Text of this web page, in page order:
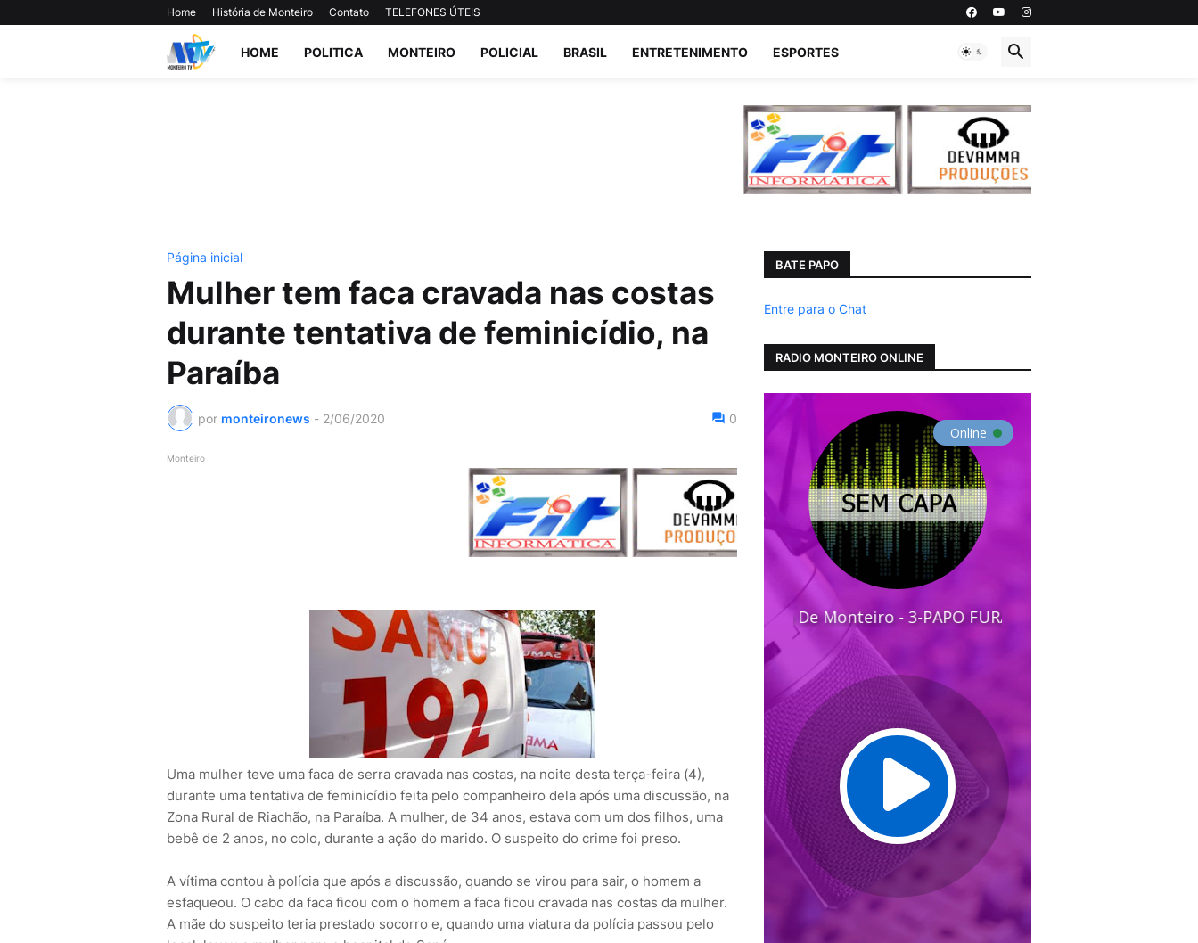
Home História de Monteiro Contato TELEFONES ÚTEIS
HOME POLITICA MONTEIRO POLICIAL BRASIL ENTRETENIMENTO ESPORTES
Página inicial
Mulher tem faca cravada nas costas
durante tentativa de feminicídio, na
Paraíba
por monteironews - 2/06/2020 0
Monteiro
Uma mulher teve uma faca de serra cravada nas costas, na noite desta terça-feira (4),
durante uma tentativa de feminicídio feita pelo companheiro dela após uma discussão, na
Zona Rural de Riachão, na Paraíba. A mulher, de 34 anos, estava com um dos filhos, uma
bebê de 2 anos, no colo, durante a ação do marido. O suspeito do crime foi preso.
A vítima contou à polícia que após a discussão, quando se virou para sair, o homem a
esfaqueou. O cabo da faca ficou com o homem a faca ficou cravada nas costas da mulher.
A mãe do suspeito teria prestado socorro e, quando uma viatura da polícia passou pelo
BATE PAPO
Entre para o Chat
RADIO MONTEIRO ONLINE